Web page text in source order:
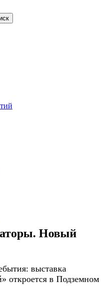
Новый
выставка
откроется в Подземном